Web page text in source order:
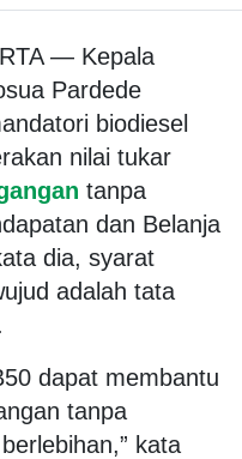
— Kepala
Pardede
biodiesel
nilai tukar
tanpa
dan Belanja
dia, syarat
adalah tata
dapat membantu
tanpa
kata